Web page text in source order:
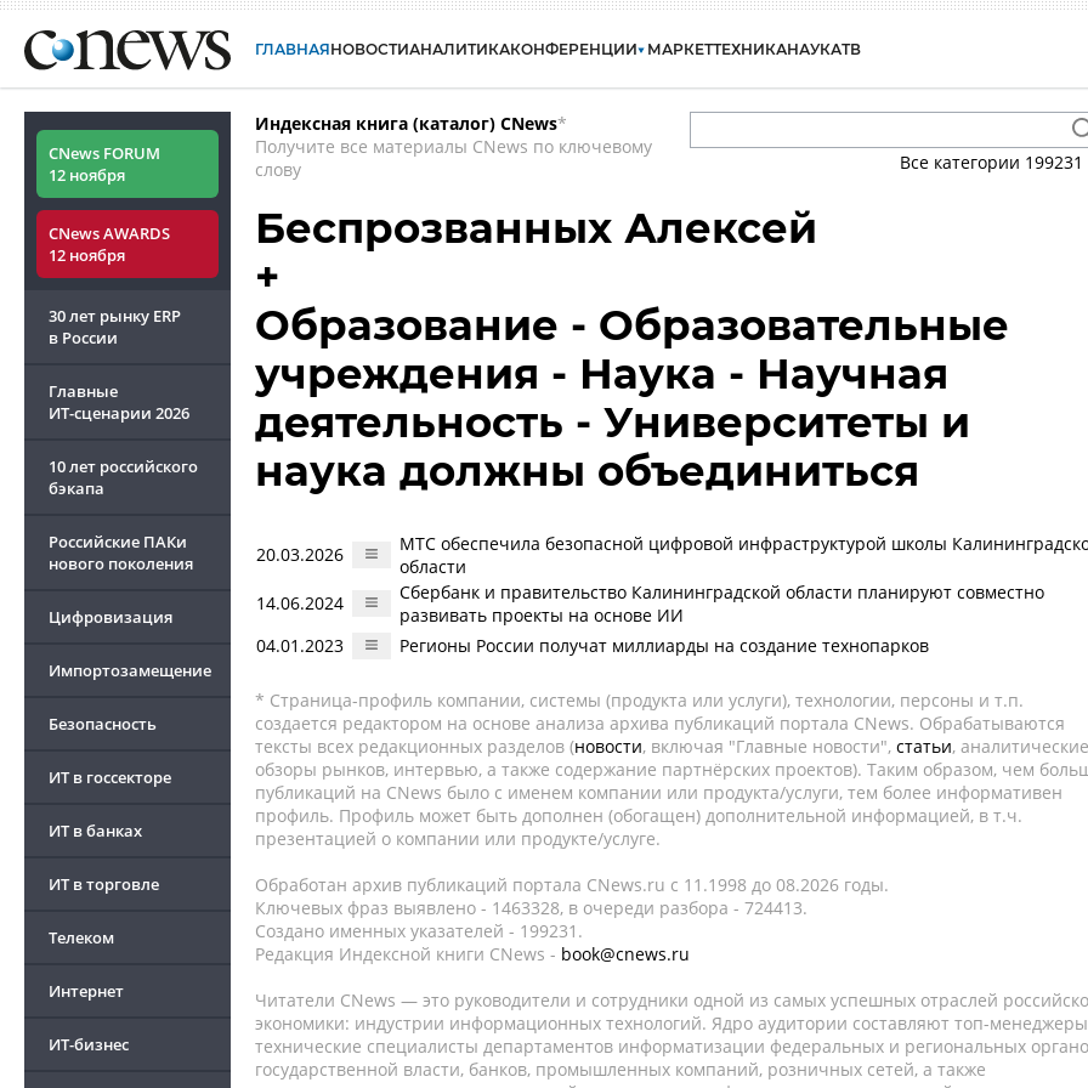
ГЛАВНАЯНОВОСТИАНАЛИТИКАКОНФЕРЕНЦИИ МАРКЕТТЕХНИКАНАУКАТВ
CNews FORUM
12 ноября
CNews AWARDS
12 ноября
30 лет рынку ERP
в России
Главные
ИТ-сценарии 2026
10 лет российского
бэкапа
Российские ПАКи
нового поколения
Цифровизация
Импортозамещение
Безопасность
ИТ в госсекторе
ИТ в банках
ИТ в торговле
Телеком
Интернет
ИТ-бизнес
Индексная книга (каталог) CNews*
Получите все материалы CNews по ключевому
слову
Все категории 199231
Беспрозванных Алексей
+
Образование - Образовательные
учреждения - Наука - Научная
деятельность - Университеты и
наука должны объединиться
20.03.2026
МТС обеспечила безопасной цифровой инфраструктурой школы
области
14.06.2024
Сбербанк и правительство Калининградской области планируют совместно
развивать проекты на основе ИИ
04.01.2023
Регионы России получат миллиарды на создание технопарков
* Страница-профиль компании, системы (продукта или услуги), технологии, персоны и т.п.
создается редактором на основе анализа архива публикаций портала CNews. Обрабатываются
тексты всех редакционных разделов (новости, включая "Главные новости", статьи, аналитические
обзоры рынков, интервью, а также содержание партнёрских проектов). Таким образом, чем
публикаций на CNews было с именем компании или продукта/услуги, тем более информативен
профиль. Профиль может быть дополнен (обогащен) дополнительной информацией, в т.ч.
презентацией о компании или продукте/услуге.
Обработан архив публикаций портала CNews.ru c 11.1998 до 08.2026 годы.
Ключевых фраз выявлено - 1463328, в очереди разбора - 724413.
Создано именных указателей - 199231.
Редакция Индексной книги CNews - book@cnews.ru
Читатели CNews — это руководители и сотрудники одной из самых успешных отраслей
экономики: индустрии информационных технологий. Ядро аудитории составляют топ-
технические специалисты департаментов информатизации федеральных и региональных
государственной власти, банков, промышленных компаний, розничных сетей, а также